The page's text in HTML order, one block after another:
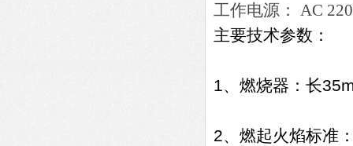
工作电源： AC
主要技术参数：
1、燃烧器：长
2、燃起火焰标准